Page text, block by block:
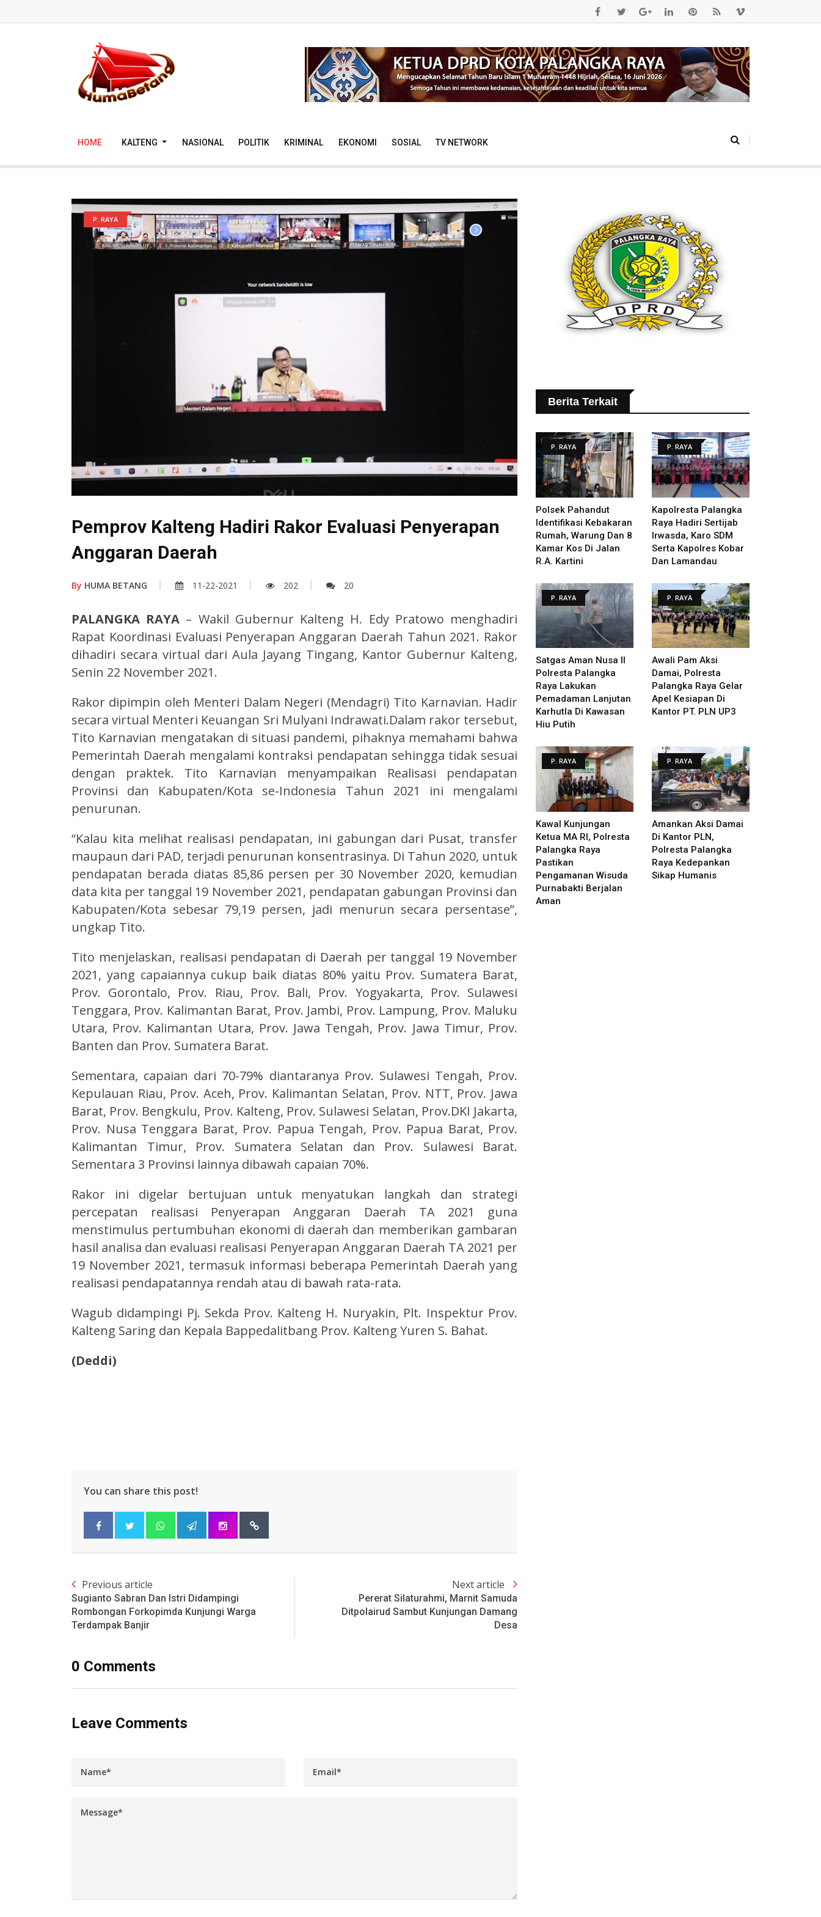
HOME KALTENG NASIONAL POLITIK KRIMINAL EKONOMI SOSIAL TV NETWORK
P. RAYA
Pemprov Kalteng Hadiri Rakor Evaluasi Penyerapan
Anggaran Daerah
By HUMA BETANG 11-22-2021 202 20
PALANGKA RAYA – Wakil Gubernur Kalteng H. Edy Pratowo menghadiri
Rapat Koordinasi Evaluasi Penyerapan Anggaran Daerah Tahun 2021. Rakor
dihadiri secara virtual dari Aula Jayang Tingang, Kantor Gubernur Kalteng,
Senin 22 November 2021.
Rakor dipimpin oleh Menteri Dalam Negeri (Mendagri) Tito Karnavian. Hadir
secara virtual Menteri Keuangan Sri Mulyani Indrawati.Dalam rakor tersebut,
Tito Karnavian mengatakan di situasi pandemi, pihaknya memahami bahwa
Pemerintah Daerah mengalami kontraksi pendapatan sehingga tidak sesuai
dengan praktek. Tito Karnavian menyampaikan Realisasi pendapatan
Provinsi dan Kabupaten/Kota se-Indonesia Tahun 2021 ini mengalami
penurunan.
“Kalau kita melihat realisasi pendapatan, ini gabungan dari Pusat, transfer
maupaun dari PAD, terjadi penurunan konsentrasinya. Di Tahun 2020, untuk
pendapatan berada diatas 85,86 persen per 30 November 2020, kemudian
data kita per tanggal 19 November 2021, pendapatan gabungan Provinsi dan
Kabupaten/Kota sebesar 79,19 persen, jadi menurun secara persentase”,
ungkap Tito.
Tito menjelaskan, realisasi pendapatan di Daerah per tanggal 19 November
2021, yang capaiannya cukup baik diatas 80% yaitu Prov. Sumatera Barat,
Prov. Gorontalo, Prov. Riau, Prov. Bali, Prov. Yogyakarta, Prov. Sulawesi
Tenggara, Prov. Kalimantan Barat, Prov. Jambi, Prov. Lampung, Prov. Maluku
Utara, Prov. Kalimantan Utara, Prov. Jawa Tengah, Prov. Jawa Timur, Prov.
Banten dan Prov. Sumatera Barat.
Sementara, capaian dari 70-79% diantaranya Prov. Sulawesi Tengah, Prov.
Kepulauan Riau, Prov. Aceh, Prov. Kalimantan Selatan, Prov. NTT, Prov. Jawa
Barat, Prov. Bengkulu, Prov. Kalteng, Prov. Sulawesi Selatan, Prov.DKI Jakarta,
Prov. Nusa Tenggara Barat, Prov. Papua Tengah, Prov. Papua Barat, Prov.
Kalimantan Timur, Prov. Sumatera Selatan dan Prov. Sulawesi Barat.
Sementara 3 Provinsi lainnya dibawah capaian 70%.
Rakor ini digelar bertujuan untuk menyatukan langkah dan strategi
percepatan realisasi Penyerapan Anggaran Daerah TA 2021 guna
menstimulus pertumbuhan ekonomi di daerah dan memberikan gambaran
hasil analisa dan evaluasi realisasi Penyerapan Anggaran Daerah TA 2021 per
19 November 2021, termasuk informasi beberapa Pemerintah Daerah yang
realisasi pendapatannya rendah atau di bawah rata-rata.
Wagub didampingi Pj. Sekda Prov. Kalteng H. Nuryakin, Plt. Inspektur Prov.
Kalteng Saring dan Kepala Bappedalitbang Prov. Kalteng Yuren S. Bahat.
(Deddi)
You can share this post!
Previous article
Sugianto Sabran Dan Istri Didampingi
Rombongan Forkopimda Kunjungi Warga
Terdampak Banjir
Next article
Pererat Silaturahmi, Marnit Samuda
Ditpolairud Sambut Kunjungan Damang
Desa
0 Comments
Leave Comments
Berita Terkait
P. RAYA
Polsek Pahandut
Identifikasi Kebakaran
Rumah, Warung Dan 8
Kamar Kos Di Jalan
R.A. Kartini
P. RAYA
Kapolresta Palangka
Raya Hadiri Sertijab
Irwasda, Karo SDM
Serta Kapolres Kobar
Dan Lamandau
P. RAYA
Satgas Aman Nusa II
Polresta Palangka
Raya Lakukan
Pemadaman Lanjutan
Karhutla Di Kawasan
Hiu Putih
P. RAYA
Awali Pam Aksi
Damai, Polresta
Palangka Raya Gelar
Apel Kesiapan Di
Kantor PT. PLN UP3
P. RAYA
Kawal Kunjungan
Ketua MA RI, Polresta
Palangka Raya
Pastikan
Pengamanan Wisuda
Purnabakti Berjalan
Aman
P. RAYA
Amankan Aksi Damai
Di Kantor PLN,
Polresta Palangka
Raya Kedepankan
Sikap Humanis